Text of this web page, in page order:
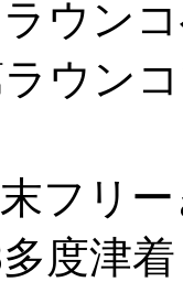
ウン
ウン
フリ
度津着